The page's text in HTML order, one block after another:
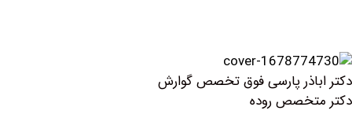
پارسی فوق تخصص گوارش
روده